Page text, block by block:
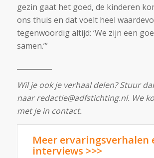
gezin gaat het goed, de kinderen
ons thuis en dat voelt heel
tegenwoordig altijd: ‘We zijn een
samen.’”
Wil je ook je verhaal delen? Stuur
naar redactie@adfstichting.nl. We
met je in contact.
Meer ervaringsverhalen
interviews >>>